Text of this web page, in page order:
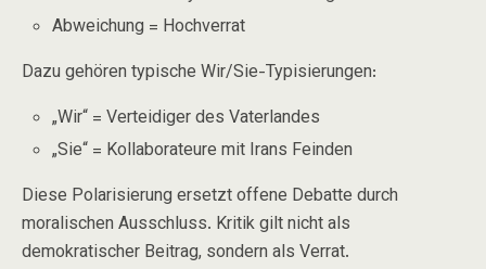
Abweichung = Hochverrat
Dazu gehören typische Wir/Sie-Typisierungen:
„Wir“ = Verteidiger des Vaterlandes
„Sie“ = Kollaborateure mit Irans Feinden
Diese Polarisierung ersetzt offene Debatte durch
moralischen Ausschluss. Kritik gilt nicht als
demokratischer Beitrag, sondern als Verrat.